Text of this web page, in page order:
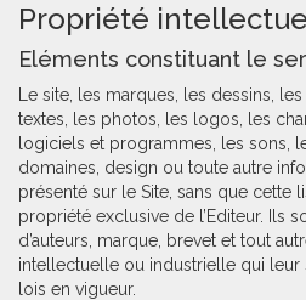
Propriété
Eléments constituant le
Le site, les marques, les dessins,
textes, les photos, les logos, les
logiciels et programmes, les sons,
domaines, design ou toute autre
présenté sur le Site, sans que cette
propriété exclusive de l’Editeur. Ils
d’auteurs, marque, brevet et tout
intellectuelle ou industrielle qui
lois en vigueur.